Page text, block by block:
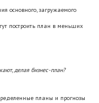
основного, загружаемого
построить план в меньших
делая бизнес-план?
планы и прогнозы